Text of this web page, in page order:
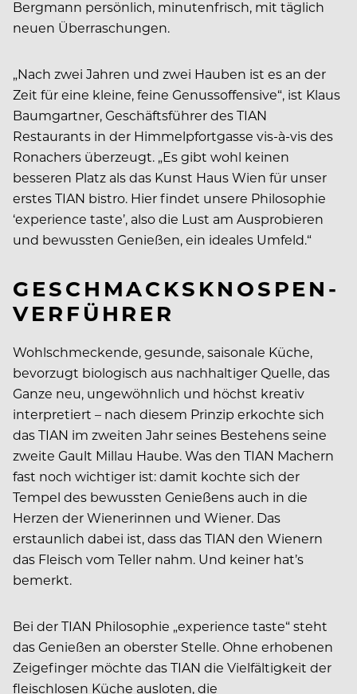
Bergmann persönlich, minutenfrisch, mit täglich
neuen Überraschungen.
„Nach zwei Jahren und zwei Hauben ist es an der
Zeit für eine kleine, feine Genussoffensive“, ist Klaus
Baumgartner, Geschäftsführer des TIAN
Restaurants in der Himmelpfortgasse vis-à-vis des
Ronachers überzeugt. „Es gibt wohl keinen
besseren Platz als das Kunst Haus Wien für unser
erstes TIAN bistro. Hier findet unsere Philosophie
‘experience taste’, also die Lust am Ausprobieren
und bewussten Genießen, ein ideales Umfeld.“
GESCHMACKSKNOSPEN-
VERFÜHRER
Wohlschmeckende, gesunde, saisonale Küche,
bevorzugt biologisch aus nachhaltiger Quelle, das
Ganze neu, ungewöhnlich und höchst kreativ
interpretiert – nach diesem Prinzip erkochte sich
das TIAN im zweiten Jahr seines Bestehens seine
zweite Gault Millau Haube. Was den TIAN Machern
fast noch wichtiger ist: damit kochte sich der
Tempel des bewussten Genießens auch in die
Herzen der Wienerinnen und Wiener. Das
erstaunlich dabei ist, dass das TIAN den Wienern
das Fleisch vom Teller nahm. Und keiner hat’s
bemerkt.
Bei der TIAN Philosophie „experience taste“ steht
das Genießen an oberster Stelle. Ohne erhobenen
Zeigefinger möchte das TIAN die Vielfältigkeit der
fleischlosen Küche ausloten, die